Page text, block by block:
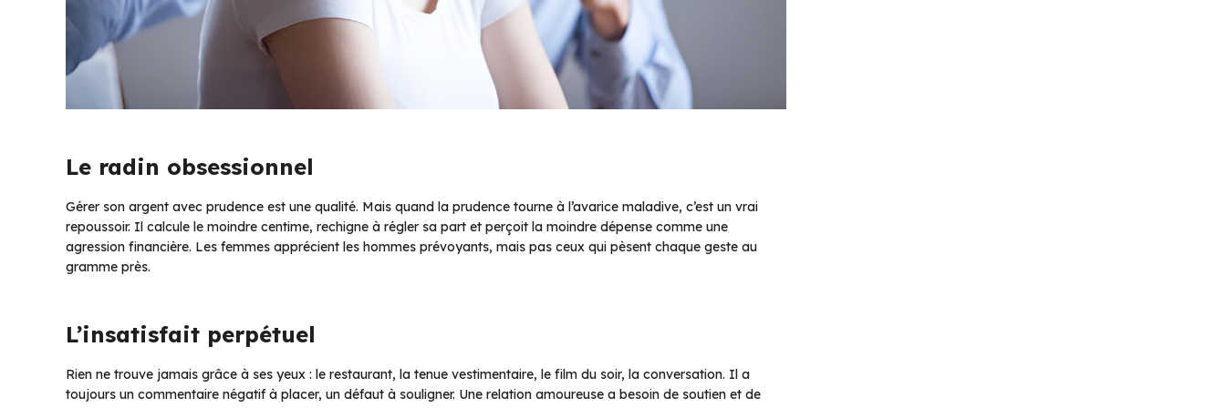
Le radin obsessionnel
Gérer son argent avec prudence est une qualité. Mais quand la prudence tourne à l’avarice maladive, c’est un vrai
repoussoir. Il calcule le moindre centime, rechigne à régler sa part et perçoit la moindre dépense comme une
agression financière. Les femmes apprécient les hommes prévoyants, mais pas ceux qui pèsent chaque geste au
gramme près.
L’insatisfait perpétuel
Rien ne trouve jamais grâce à ses yeux : le restaurant, la tenue vestimentaire, le film du soir, la conversation. Il a
toujours un commentaire négatif à placer, un défaut à souligner. Une relation amoureuse a besoin de soutien et de